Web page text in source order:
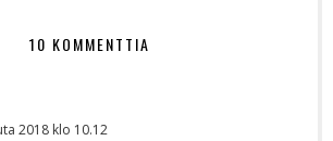
10 KOMMENTTIA
2018 klo 10.12